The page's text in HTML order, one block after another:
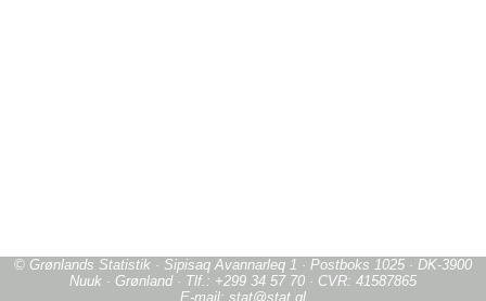
© Grønlands Statistik · Sipisaq Avannarleq 1 · Postboks 1025 · DK-3900
Nuuk · Grønland · Tlf.: +299 34 57 70 · CVR: 41587865
E-mail: stat@stat.gl